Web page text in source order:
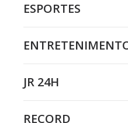
ESPORTES
JR 24H
RECORD